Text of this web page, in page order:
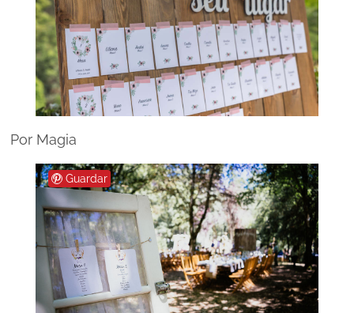
Por Magia
Guardar